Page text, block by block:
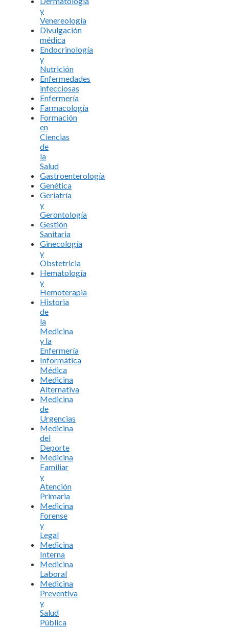
y
Venereología
Divulgación
médica
Endocrinología
y
Nutrición
Enfermedades
infecciosas
Enfermería
Farmacología
Formación
en
Ciencias
de
la
Salud
Gastroenterología
Genética
Geriatría
y
Gerontología
Gestión
Sanitaria
Ginecología
y
Obstetricia
Hematología
y
Hemoterapia
Historia
de
la
Medicina
y la
Enfermería
Informática
Médica
Medicina
Alternativa
Medicina
de
Urgencias
Medicina
del
Deporte
Medicina
Familiar
y
Atención
Primaria
Medicina
Forense
y
Legal
Medicina
Interna
Medicina
Laboral
Medicina
Preventiva
y
Salud
Pública